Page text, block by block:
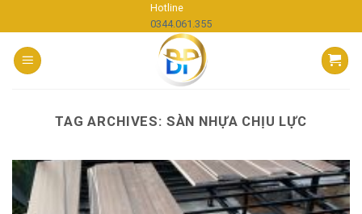
to
content
Hotline
0344.061.355
TAG ARCHIVES: SÀN NHỰA CHỊU LỰC